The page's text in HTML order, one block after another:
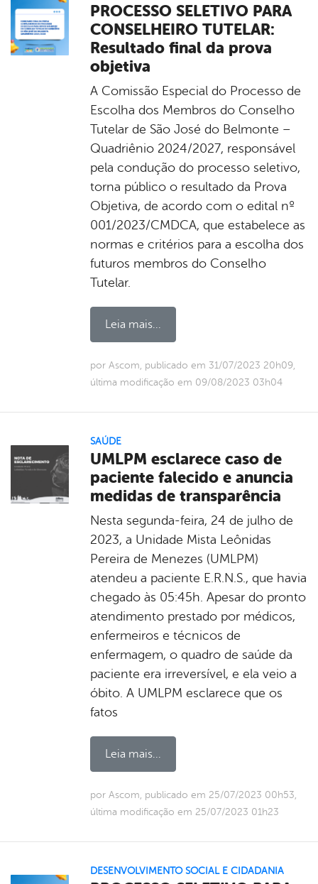
PROCESSO SELETIVO PARA
CONSELHEIRO TUTELAR:
Resultado final da prova
objetiva
A Comissão Especial do Processo de
Escolha dos Membros do Conselho
Tutelar de São José do Belmonte –
Quadriênio 2024/2027, responsável
pela condução do processo seletivo,
torna público o resultado da Prova
Objetiva, de acordo com o edital nº
001/2023/CMDCA, que estabelece as
normas e critérios para a escolha dos
futuros membros do Conselho
Tutelar.
Leia mais...
por Ascom, publicado em 31/07/2023 20h09,
última modificação em 09/08/2023 03h04
SAÚDE
UMLPM esclarece caso de
paciente falecido e anuncia
medidas de transparência
Nesta segunda-feira, 24 de julho de
2023, a Unidade Mista Leônidas
Pereira de Menezes (UMLPM)
atendeu a paciente E.R.N.S., que havia
chegado às 05:45h. Apesar do pronto
atendimento prestado por médicos,
enfermeiros e técnicos de
enfermagem, o quadro de saúde da
paciente era irreversível, e ela veio a
óbito. A UMLPM esclarece que os
fatos
Leia mais...
por Ascom, publicado em 25/07/2023 00h53,
última modificação em 25/07/2023 01h23
DESENVOLVIMENTO SOCIAL E CIDADANIA